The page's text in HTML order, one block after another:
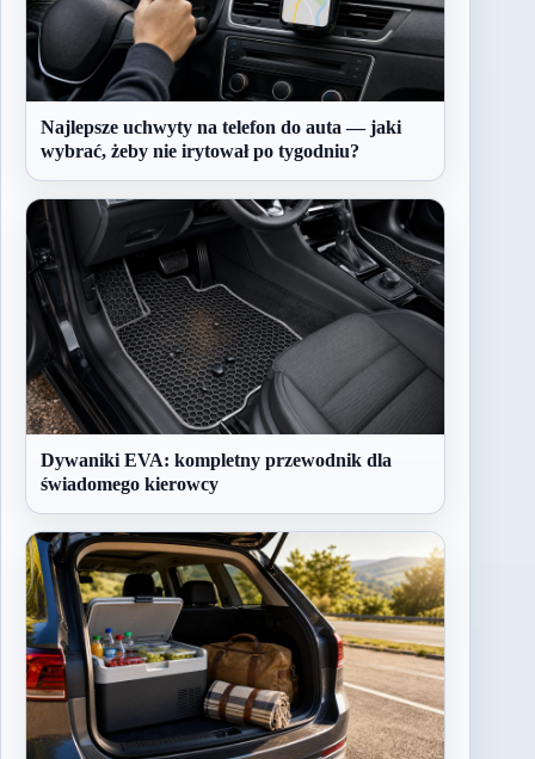
Najlepsze uchwyty na telefon do auta — jaki
wybrać, żeby nie irytował po tygodniu?
Dywaniki EVA: kompletny przewodnik dla
świadomego kierowcy